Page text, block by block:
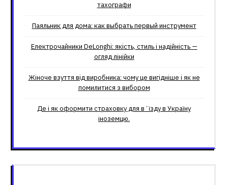
тахографи
Паяльник для дома: как выбрать первый инструмент
Електрочайники DeLonghi: якість, стиль і надійність —
огляд лінійки
Жіноче взуття від виробника: чому це вигідніше і як не
помилитися з вибором
Де і як оформити страховку для вʼїзду в Україну
іноземцю.